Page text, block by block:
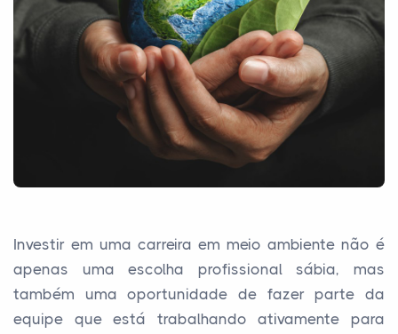
Investir em uma carreira em meio ambiente não é
apenas uma escolha profissional sábia, mas
também uma oportunidade de fazer parte da
equipe que está trabalhando ativamente para